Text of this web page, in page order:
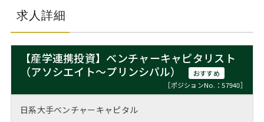
コンサルタントの紹介
ステージ別アドバイス
MBAの転職事例
MBA留学生数の推移
職務経歴書の書き方
よくある面接Q&A集
転職市場の明日をよめ
転職成功への4つの鍵
キャリアデザインセミナー
キャリアフォーラム
主なクライアント
採用情報
求人詳細
【産学連携投資】ベンチャーキャピタリスト
（アソシエイト～プリンシパル）
おすすめ
［ポジションNo.：57940］
日系大手ベンチャーキャピタル